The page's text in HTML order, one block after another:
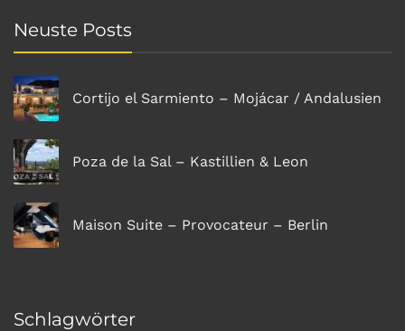
Neuste Posts
Cortijo el Sarmiento – Mojácar / Andalusien
Poza de la Sal – Kastillien & Leon
Maison Suite – Provocateur – Berlin
Schlagwörter